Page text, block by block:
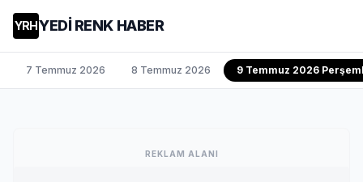
YRHYEDİ RENK HABER
7 Temmuz 2026 8 Temmuz 2026 9 Temmuz 2026
REKLAM ALANI